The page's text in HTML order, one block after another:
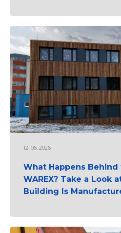
12. 06. 2026
What Happens
WAREX? Take a Look
Building Is